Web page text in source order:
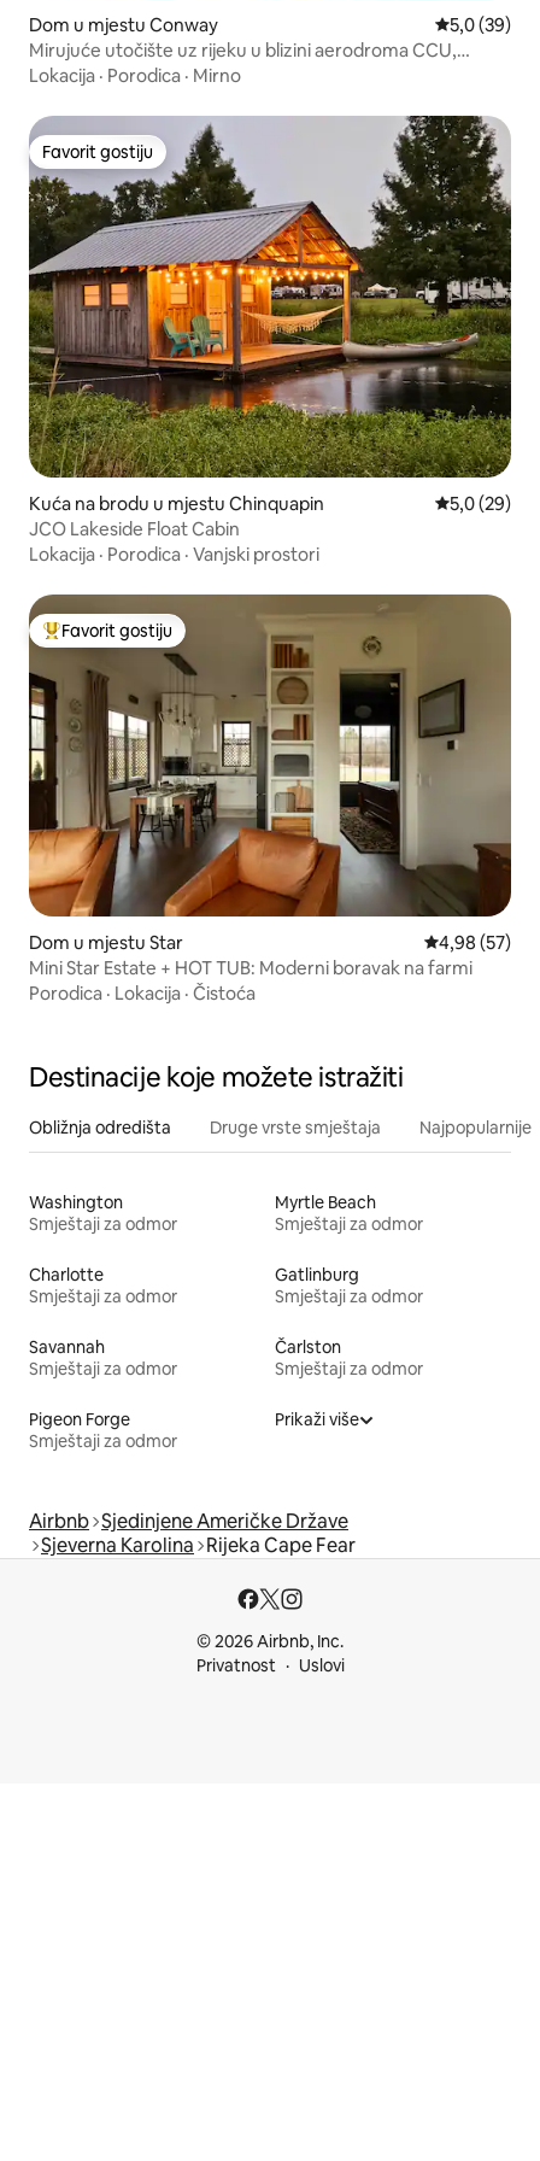
Dom u mjestu Conway Prosječna
5,0 (39)
Mirujuće utočište uz rijeku u blizini aerodroma CCU,
Conwayja i plaža
Lokacija · Porodica · Mirno
Favorit gostiju
Favorit gostiju
Kuća na brodu u mjestu Chinquapin Prosječna
5,0 (29)
JCO Lakeside Float Cabin
Lokacija · Porodica · Vanjski prostori
Glavni favorit gostiju
Favorit gostiju
Dom u mjestu Star Prosječna
4,98 (57)
Mini Star Estate + HOT TUB: Moderni boravak na farmi
Porodica · Lokacija · Čistoća
Destinacije koje možete istražiti
Obližnja odredišta Druge vrste smještaja Najpopularnije
Washington
Smještaji za odmor
Myrtle Beach
Smještaji za odmor
Charlotte
Smještaji za odmor
Gatlinburg
Smještaji za odmor
Savannah
Smještaji za odmor
Čarlston
Smještaji za odmor
Pigeon Forge
Smještaji za odmor
Prikaži više
Airbnb Sjedinjene Američke Države
Sjeverna Karolina Rijeka Cape Fear
© 2026 Airbnb, Inc.
Privatnost
Uslovi